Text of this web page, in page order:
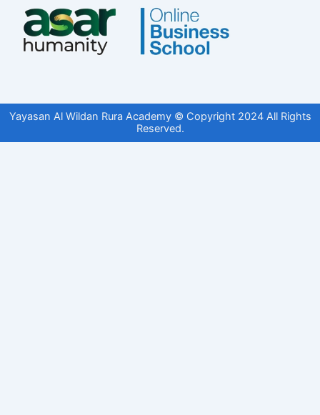
Yayasan Al Wildan Rura Academy © Copyright 2024 All Rights
Reserved.